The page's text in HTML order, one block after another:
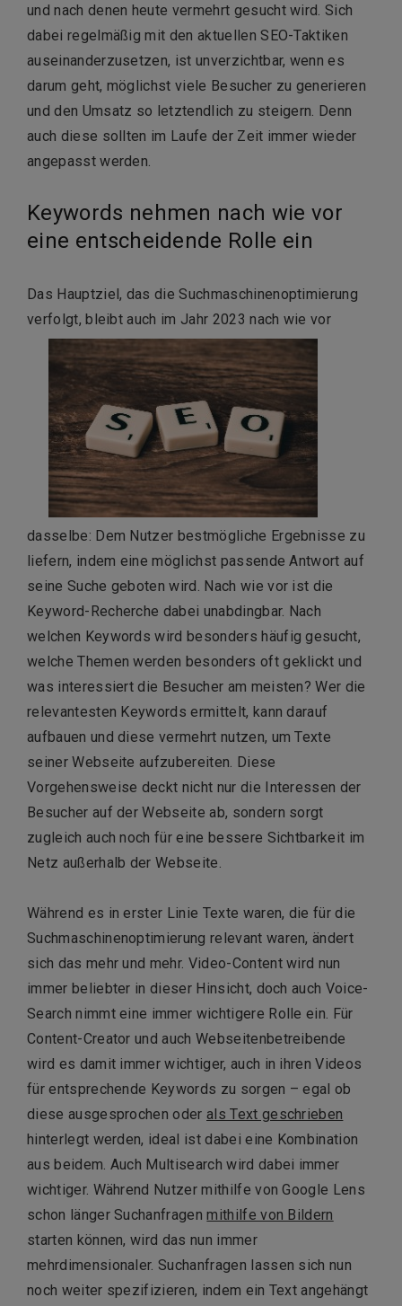
und nach denen heute vermehrt gesucht wird. Sich
dabei regelmäßig mit den aktuellen SEO-Taktiken
auseinanderzusetzen, ist unverzichtbar, wenn es
darum geht, möglichst viele Besucher zu generieren
und den Umsatz so letztendlich zu steigern. Denn
auch diese sollten im Laufe der Zeit immer wieder
angepasst werden.
Keywords nehmen nach wie vor
eine entscheidende Rolle ein
Das Hauptziel, das die Suchmaschinenoptimierung
verfolgt, bleibt auch im Jahr 2023 nach wie vor
dasselbe: Dem Nutzer bestmögliche Ergebnisse zu
liefern, indem eine möglichst passende Antwort auf
seine Suche geboten wird. Nach wie vor ist die
Keyword-Recherche dabei unabdingbar. Nach
welchen Keywords wird besonders häufig gesucht,
welche Themen werden besonders oft geklickt und
was interessiert die Besucher am meisten? Wer die
relevantesten Keywords ermittelt, kann darauf
aufbauen und diese vermehrt nutzen, um Texte
seiner Webseite aufzubereiten. Diese
Vorgehensweise deckt nicht nur die Interessen der
Besucher auf der Webseite ab, sondern sorgt
zugleich auch noch für eine bessere Sichtbarkeit im
Netz außerhalb der Webseite.
Während es in erster Linie Texte waren, die für die
Suchmaschinenoptimierung relevant waren, ändert
sich das mehr und mehr. Video-Content wird nun
immer beliebter in dieser Hinsicht, doch auch Voice-
Search nimmt eine immer wichtigere Rolle ein. Für
Content-Creator und auch Webseitenbetreibende
wird es damit immer wichtiger, auch in ihren Videos
für entsprechende Keywords zu sorgen – egal ob
diese ausgesprochen oderals Text geschrieben
hinterlegt werden, ideal ist dabei eine Kombination
aus beidem. Auch Multisearch wird dabei immer
wichtiger. Während Nutzer mithilfe von Google Lens
schon länger Suchanfragenmithilfe von Bildern
starten können, wird das nun immer
mehrdimensionaler. Suchanfragen lassen sich nun
noch weiter spezifizieren, indem ein Text angehängt